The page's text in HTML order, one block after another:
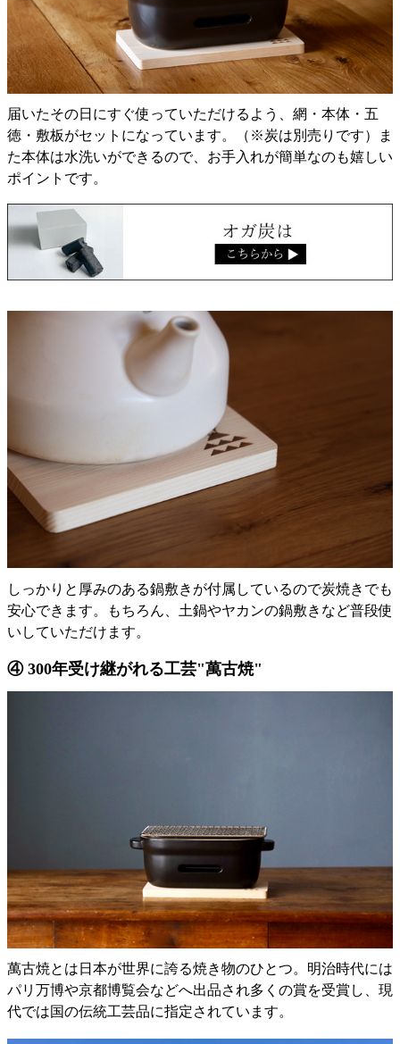
届いたその日にすぐ使っていただけるよう、網・本体・五
徳・敷板がセットになっています。（※炭は別売りです）ま
た本体は水洗いができるので、お手入れが簡単なのも嬉しい
ポイントです。
しっかりと厚みのある鍋敷きが付属しているので炭焼きでも
安心できます。もちろん、土鍋やヤカンの鍋敷きなど普段使
いしていただけます。
④ 300年受け継がれる工芸"萬古焼"
萬古焼とは日本が世界に誇る焼き物のひとつ。明治時代には
パリ万博や京都博覧会などへ出品され多くの賞を受賞し、現
代では国の伝統工芸品に指定されています。